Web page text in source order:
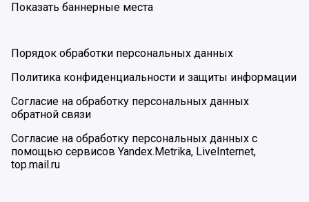
Показать баннерные места
Порядок обработки персональных данных
Политика конфиденциальности и защиты информации
Согласие на обработку персональных данных
обратной связи
Согласие на обработку персональных данных с
помощью сервисов Yandex.Metrika, LiveInternet,
top.mail.ru